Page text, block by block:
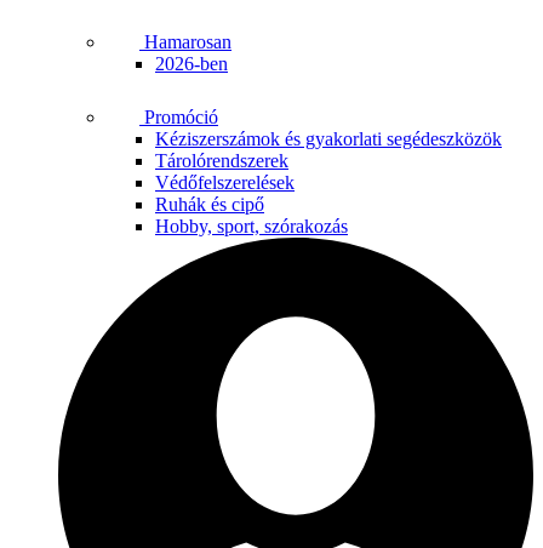
Hamarosan
2026-ben
Promóció
Kéziszerszámok és gyakorlati segédeszközök
Tárolórendszerek
Védőfelszerelések
Ruhák és cipő
Hobby, sport, szórakozás